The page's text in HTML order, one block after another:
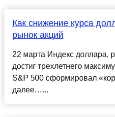
Как снижение курса
рынок акций
22 марта Индекс доллара,
достиг трехлетнего
S&P 500 сформировал
далее…...